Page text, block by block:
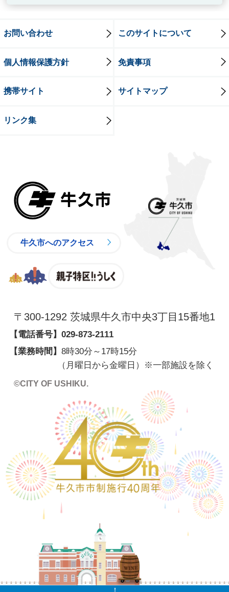
お問い合わせ このサイトについて
個人情報保護方針 免責事項
携帯サイト サイトマップ
リンク集
牛久市へのアクセス
〒300-1292 茨城県牛久市中央3丁目15番地1
【電話番号】 029-873-2111
【業務時間】 8時30分～17時15分
（月曜日から金曜日）※一部施設を除く
©CITY OF USHIKU.